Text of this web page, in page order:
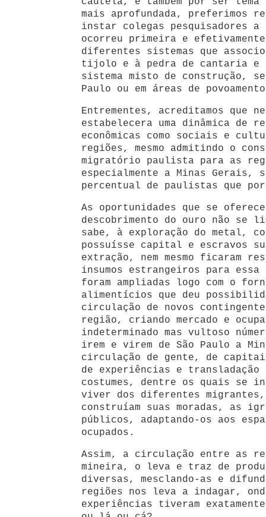
mais aprofundada, preferimos
instar colegas pesquisadores
ocorreu primeira e
diferentes sistemas que
tijolo e à pedra de cantaria e
sistema misto de construção,
Paulo ou em áreas de
Entrementes, acreditamos que
estabelecera uma dinâmica de
econômicas como sociais e
regiões, mesmo admitindo o
migratório paulista para as
especialmente a Minas Gerais,
percentual de paulistas que
As oportunidades que se
descobrimento do ouro não se
sabe, à exploração do metal,
possuísse capital e escravos
extração, nem mesmo ficaram
insumos estrangeiros para
foram ampliadas logo com o
alimentícios que deu
circulação de novos
região, criando mercado e
indeterminado mas vultoso
irem e virem de São Paulo a
circulação de gente, de
de experiências e transladação
costumes, dentre os quais se
viver dos diferentes migrantes,
construíam suas moradas, as
públicos, adaptando-os aos
ocupados.
Assim, a circulação entre as
mineira, o leva e traz de
diversas, mesclando-as e
regiões nos leva a indagar,
experiências tiveram